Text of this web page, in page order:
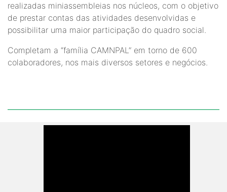
realizadas miniassembleias nos núcleos, com o objetivo
de prestar contas das atividades desenvolvidas e
possibilitar uma maior participação do quadro social.
Completam a “família CAMNPAL” em torno de 600
colaboradores, nos mais diversos setores e negócios.